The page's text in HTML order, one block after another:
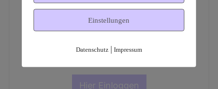
Dies ist ein geschützter
Mitgliederbereich!
Hier Einloggen
Einstellungen
Datenschutz| Impressum